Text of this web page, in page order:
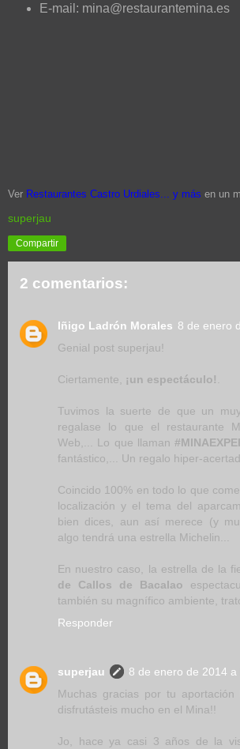
E-mail: mina@restaurantemina.es
Ver Restaurantes Castro Urdiales... y más en un
superjau
Compartir
2 comentarios:
Iñigo Ladrón Morales 8 de enero
Genial post superjau!
Ciertamente, ¡un espectáculo!
Tuvimos la suerte de que un
regalase lo que el restaurante
Web,... Lo que llaman
fantástico,... Un regalo hiper-
Coincido 100% en todo lo que
localización y el tema del
bien dices, aun así merece (y
algo tendrá una estrella Michelin...
En nuestro caso, la estrella de la
de Callos de Bacalao
también su magnífico ambiente,
Responder
superjau
8 de enero de 2014 a
Muchas gracias por tu
disfrutásteis mucho en el Mina!!
Jo, hace ya casi 3 años de la